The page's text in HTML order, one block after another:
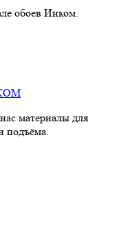
обоев Инком.
материалы для
подъёма.